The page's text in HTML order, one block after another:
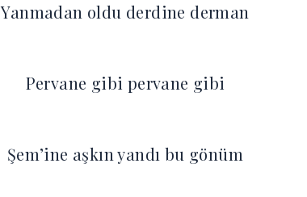
Yanmadan oldu derdine derman
Pervane gibi pervane gibi
Şem’ine aşkın yandı bu gönüm